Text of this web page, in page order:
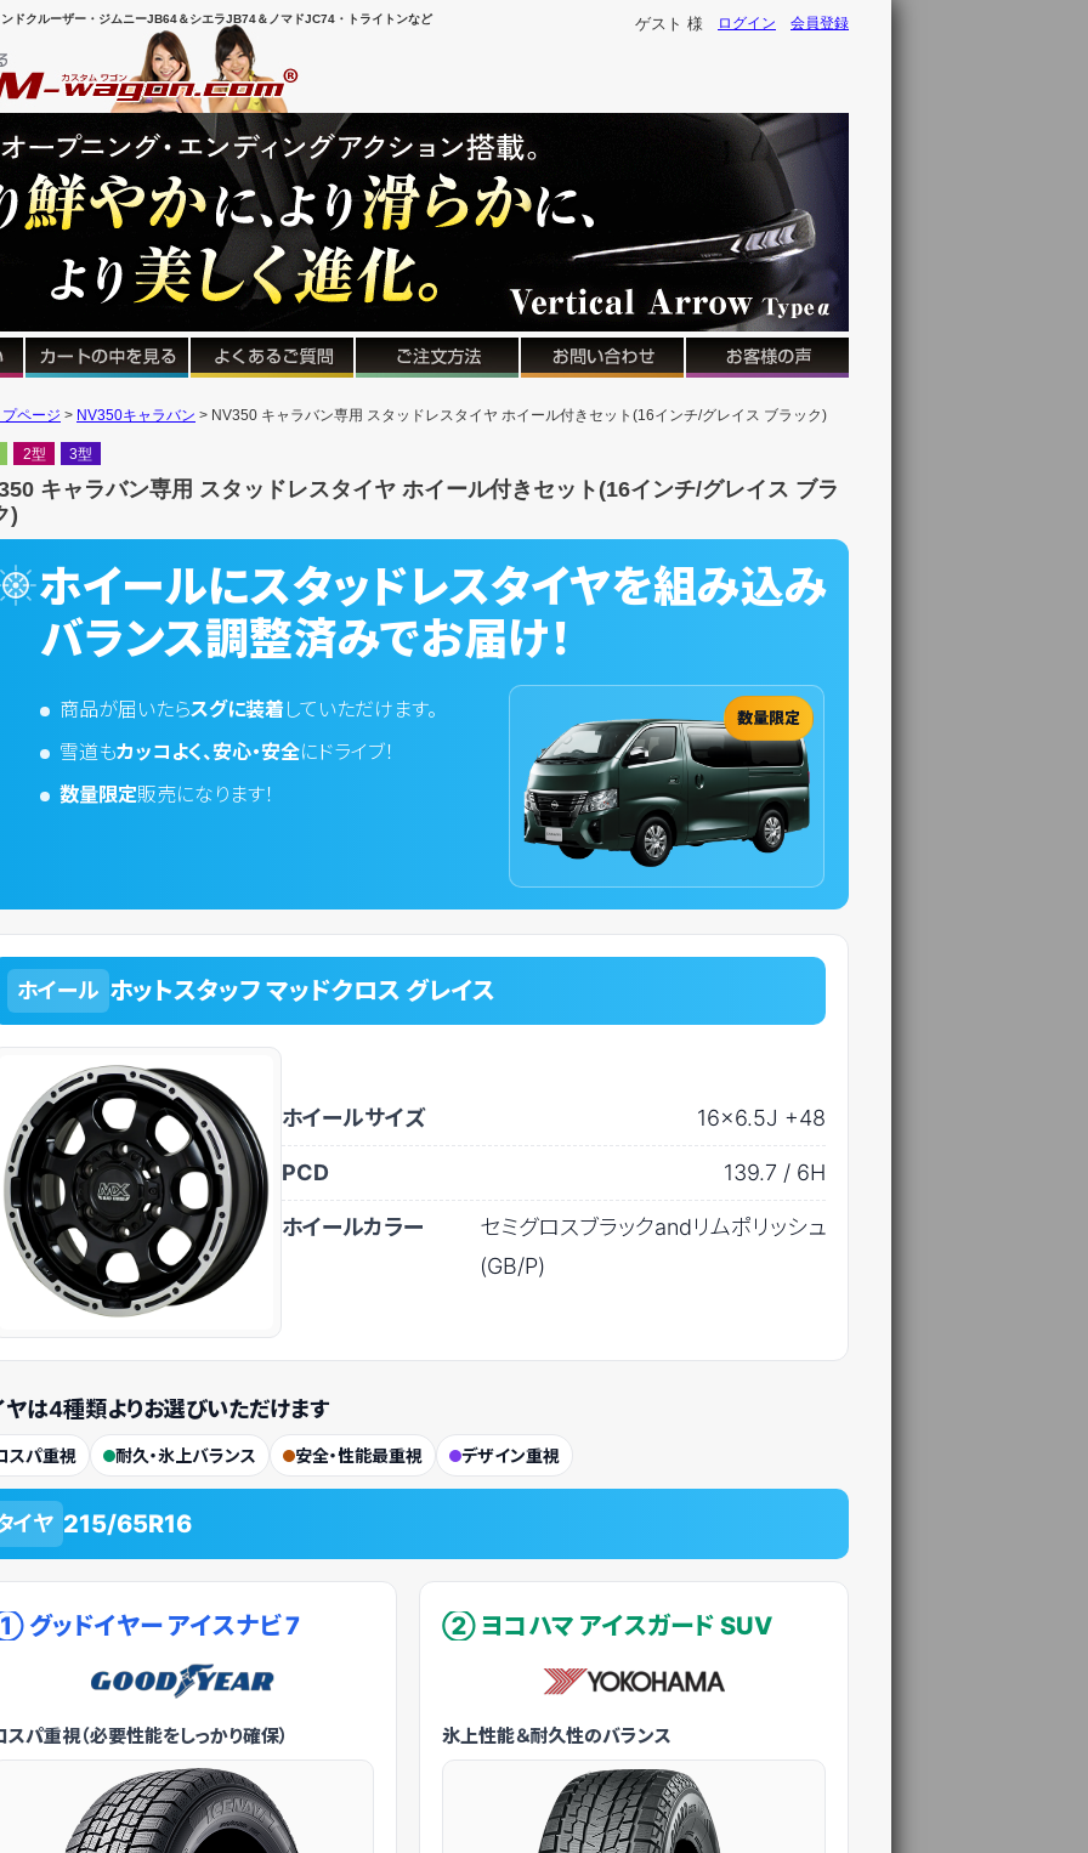
ドクルーザー・ジムニーJB64＆シエラJB74＆ノマドJC74・トライトンなど ゲスト 様 ログイン 会員登録
ページ NV350キャラバン NV350 キャラバン専用 スタッドレスタイヤ ホイール付きセット(16インチ/グレイス ブラック)
2型 3型
キャラバン専用 スタッドレスタイヤ ホイール付きセット(16インチ/グレイス ブラ
)
ホイールにスタッドレスタイヤを組み込み
バランス調整済みでお届け！
商品が届いたらスグに装着 していただけます。
雪道もカッコよく、安心・安全にドライブ！
数量限定販売になります！
数量限定
ホイール ホットスタッフ マッドクロス グレイス
ホイールサイズ 16×6.5J +48
PCD 139.7 / 6H
ホイールカラー
セミグロスブラックandリムポリッシュ
(GB/P)
ヤは4種類よりお選びいただけます
スパ重視 耐久・氷上バランス 安全・性能最重視 デザイン重視
イヤ 215/65R16
グッドイヤー アイスナビ 7
スパ重視（必要性能をしっかり確保）
② ヨコハマ アイスガード SUV
氷上性能＆耐久性のバランス